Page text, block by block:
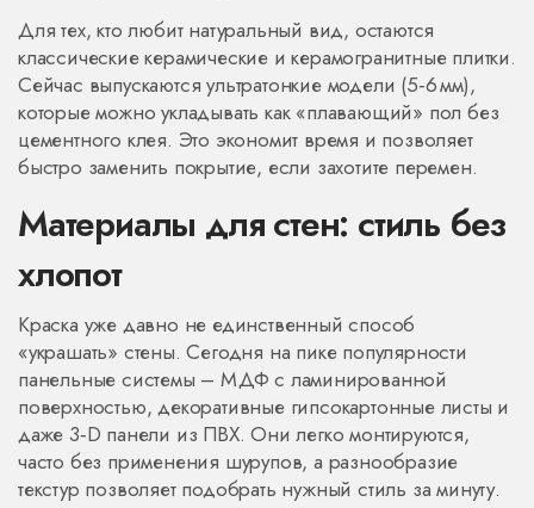
Для тех, кто любит натуральный вид, остаются
классические керамические и керамогранитные плитки.
Сейчас выпускаются ультратонкие модели (5‑6 мм),
которые можно укладывать как «плавающий» пол без
цементного клея. Это экономит время и позволяет
быстро заменить покрытие, если захотите перемен.
Материалы для стен: стиль без
хлопот
Краска уже давно не единственный способ
«украшать» стены. Сегодня на пике популярности
панельные системы – МДФ с ламинированной
поверхностью, декоративные гипсокартонные листы и
даже 3‑D панели из ПВХ. Они легко монтируются,
часто без применения шурупов, а разнообразие
текстур позволяет подобрать нужный стиль за минуту.